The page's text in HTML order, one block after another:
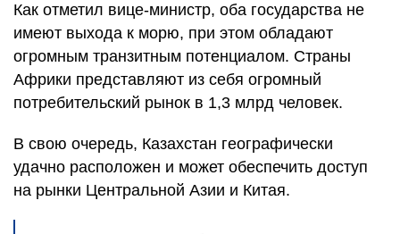
Как отметил вице-министр, оба государства не
имеют выхода к морю, при этом обладают
огромным транзитным потенциалом. Страны
Африки представляют из себя огромный
потребительский рынок в 1,3 млрд человек.
В свою очередь, Казахстан географически
удачно расположен и может обеспечить доступ
на рынки Центральной Азии и Китая.